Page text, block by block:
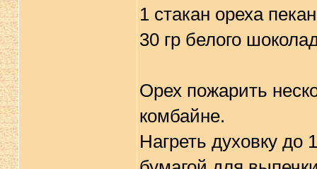
1 стакан ореха
30 гр белого
Орех пожарить
комбайне.
Нагреть духовку